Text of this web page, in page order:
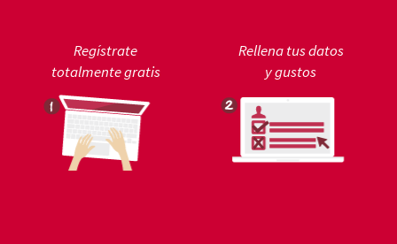
Regístrate
totalmente gratis
Rellena tus datos
y gustos